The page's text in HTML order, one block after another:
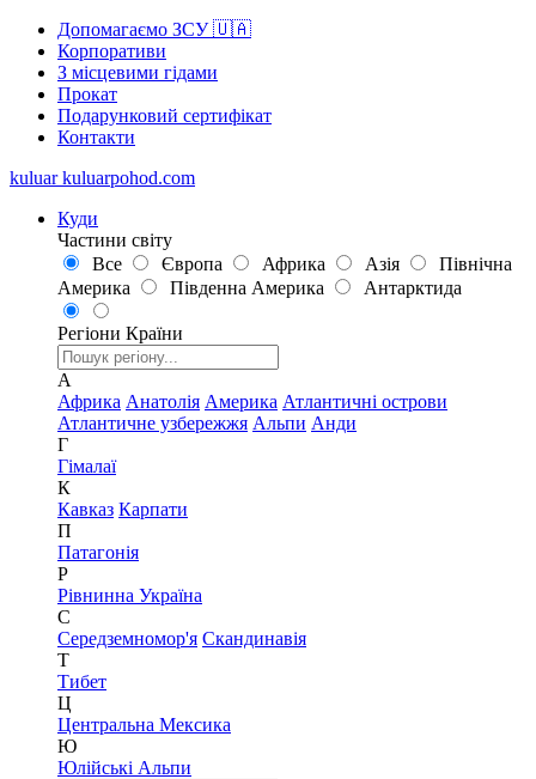
Допомагаємо ЗСУ 🇺🇦
Корпоративи
З місцевими гідами
Прокат
Подарунковий сертифікат
Контакти
kuluar kuluarpohod.com
Куди
Частини світу
Все
Європа Африка Азія
Північна
Америка
Південна Америка Антарктида
Регіони Країни
А
Африка Анатолія Америка Атлантичні острови
Атлантичне узбережжя Альпи Анди
Г
Гімалаї
К
Кавказ Карпати
П
Патагонія
Р
Рівнинна Україна
С
Середземномор'я Скандинавія
Т
Тибет
Ц
Центральна Мексика
Ю
Юлійські Альпи